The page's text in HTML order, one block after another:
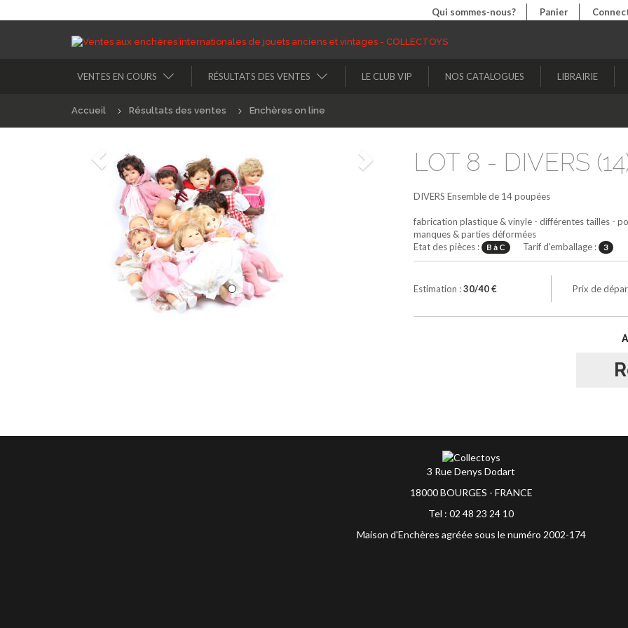
Qui sommes-nous? Panier
VENTES EN COURS RÉSULTATS DES VENTES LE CLUB VIP NOS CATALOGUES LIBRAIRIE
Accueil Résultats des ventes Enchères on line
Précédént Suivant LOT 8 - DIVERS
DIVERS Ensemble de 14 poupées
fabrication plastique & vinyle - différentes tailles -
manques & parties déformées
Etat des pièces :
B à C Tarif d'emballage : 3
Estimation :30/40 € Prix de
3 Rue Denys Dodart
18000 BOURGES - FRANCE
Tel : 02 48 23 24 10
Maison d'Enchères agréée sous le numéro 2002-174